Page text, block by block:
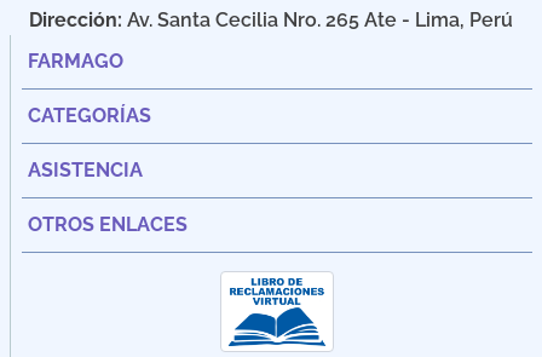
Dirección: Av. Santa Cecilia Nro. 265 Ate - Lima, Perú
FARMAGO
CATEGORÍAS
ASISTENCIA
OTROS ENLACES